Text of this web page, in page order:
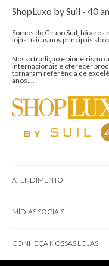
ShopLuxo by Suil - 40
Somos do Grupo Suil, há anos
lojas físicas nos principais
Nossa tradição e pioneirismo
internacionais e oferecer
tornaram referência de
anos....
ATENDIMENTO
MÍDIAS SOCIAIS
CONHEÇA NOSSAS LOJAS